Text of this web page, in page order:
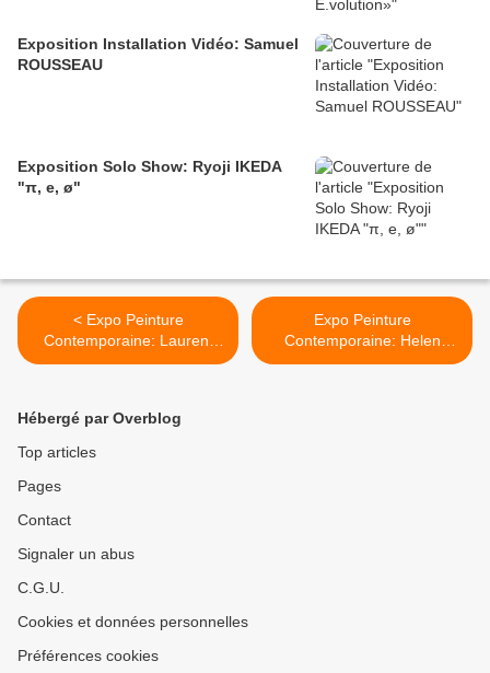
Exposition Installation Vidéo: Samuel
ROUSSEAU
Exposition Solo Show: Ryoji IKEDA
"π, e, ø"
< Expo Peinture
Contemporaine: Laurent
PROUX "Line-off ceremony"
Expo Peinture
Contemporaine: Helen
FRANKENTHALER "AFTER
Hébergé par Overblog
Top articles
Pages
Contact
Signaler un abus
C.G.U.
Cookies et données personnelles
Préférences cookies